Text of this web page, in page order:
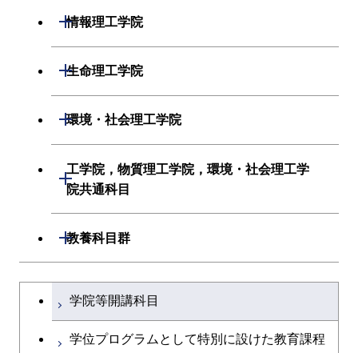
材料系
初年次専門科目
共通専門科目
情報理工学院
開閉
数理・計算科学系
初年次専門科目
創造プロセス科目
共通専門科目
生命理工学院
開閉
生命理工学系
創造プロセス科目
共通専門科目
環境・社会理工学院
開閉
建築学系
融合理工学系
初年次専門科目
工学院，物質理工学院，環境・社会理工学
院共通科目
開閉
工学院，物質理工学院，環境・社会
教養科目群
開閉
文系教養科目
英語科目
学士課程を切り替える
学院等開講科目
学位プログラムとして特別に設けた教育課程